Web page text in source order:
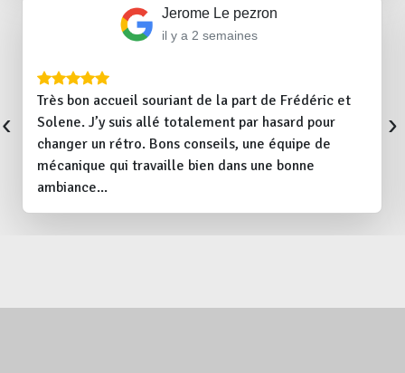
Jerome Le pezron
il y a 2 semaines
Très bon accueil souriant de la part de Frédéric et
Solene. J’y suis allé totalement par hasard pour
changer un rétro. Bons conseils, une équipe de
mécanique qui travaille bien dans une bonne
ambiance...
‹ ›